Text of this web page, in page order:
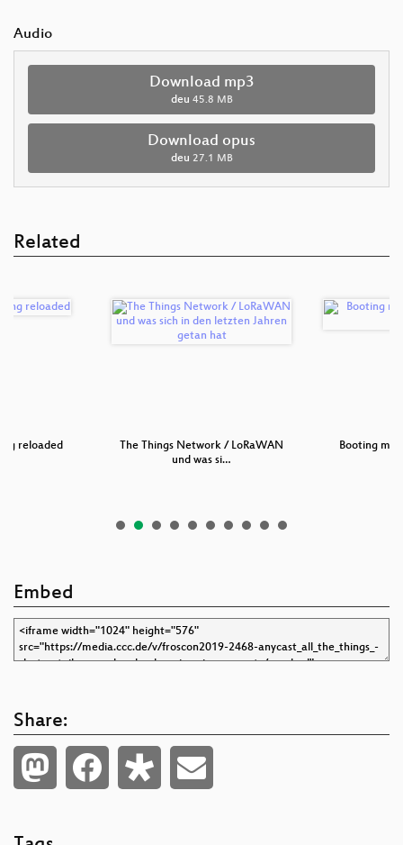
Audio
Download mp3
deu 45.8 MB
Download opus
deu 27.1 MB
Related
reloaded
The Things Network / LoRaWAN
und was si…
Booting
Embed
Share: